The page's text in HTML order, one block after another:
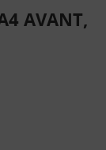
AVANT,